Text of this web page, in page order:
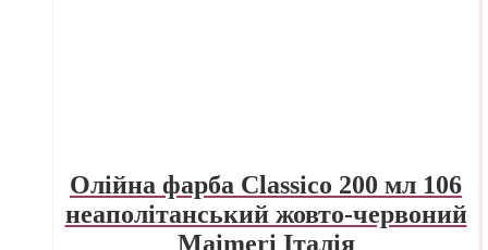
Олійна фарба Classico 200 мл 106
неаполітанський жовто-червоний
Maimeri Італія